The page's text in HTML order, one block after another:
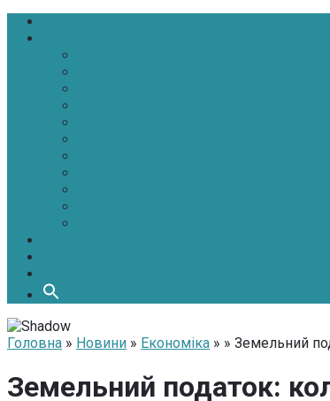
Головна » Новини » Економіка » » Земельний
Земельний податок: